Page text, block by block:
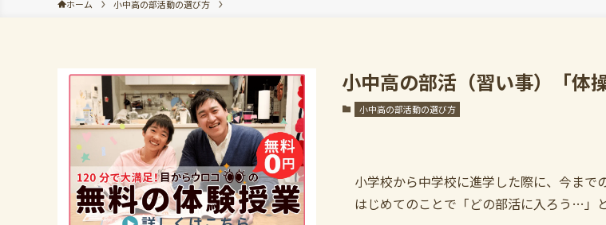
ホーム 小中高の部活動の選び方
小中高の部活（習い事）「体操
小中高の部活動の選び方
小学校から中学校に進学した際に、今まで
はじめてのことで「どの部活に入ろう…」